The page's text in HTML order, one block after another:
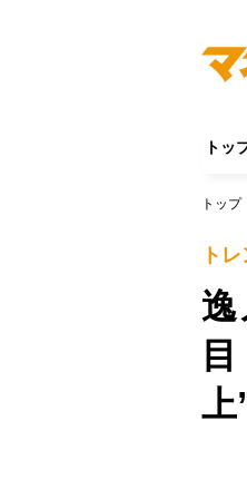
トッ
トップ
ト
逸
上